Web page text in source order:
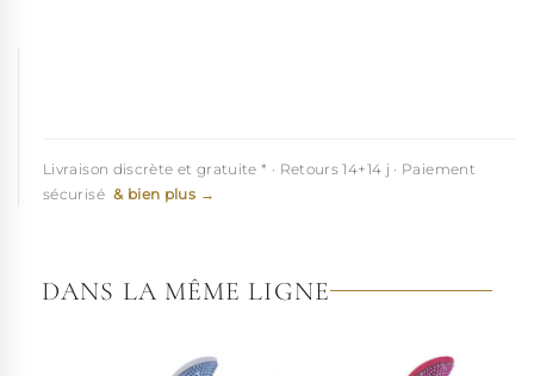
pour accompagner votre lingerie fine, car ce modèle se décline
dans plusieurs coloris !
Livraison discrète et gratuite * · Retours 14+14 j · Paiement
sécurisé & bien plus →
DANS LA MÊME LIGNE